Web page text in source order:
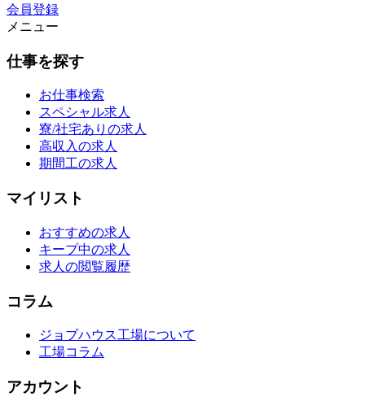
会員登録
メニュー
仕事を探す
お仕事検索
スペシャル求人
寮/社宅ありの求人
高収入の求人
期間工の求人
マイリスト
おすすめの求人
キープ中の求人
求人の閲覧履歴
コラム
ジョブハウス工場について
工場コラム
アカウント